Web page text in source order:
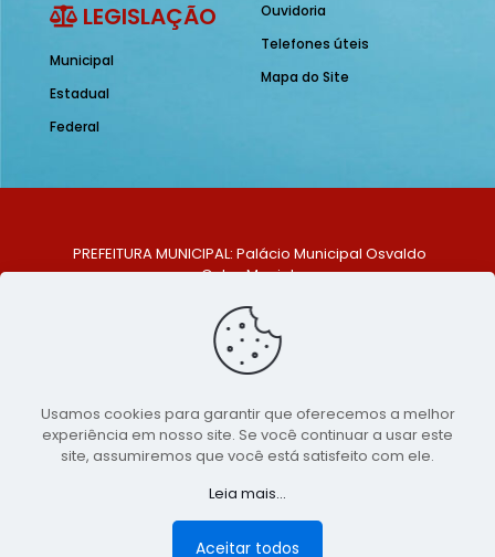
LEGISLAÇÃO
Municipal
Estadual
Federal
Ouvidoria
Telefones úteis
Mapa do Site
PREFEITURA MUNICIPAL: Palácio Municipal Osvaldo
Celso Maciel
Centro, São Bento do Una - PE. CEP: 553370-128
TELEFONE: (81) 99548-1569
E-MAIL: ouvidoria@saobentodouna.pe.gov.br
Copyright 2021-2026 - Assessoria de Comunicação da
Prefeitura de São Bento do Una - PE
publicidadeLumusWeb - Agência Digital
Usamos cookies para garantir que oferecemos a melhor
experiência em nosso site. Se você continuar a usar este
site, assumiremos que você está satisfeito com ele.
Leia mais...
Aceitar todos